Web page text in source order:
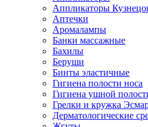
Аппликаторы
Аптечки
Аромалампы
Банки массажные
Бахилы
Беруши
Бинты эластичные
Гигиена полости носа
Гигиена ушной
Грелки и кружка
Дерматологические